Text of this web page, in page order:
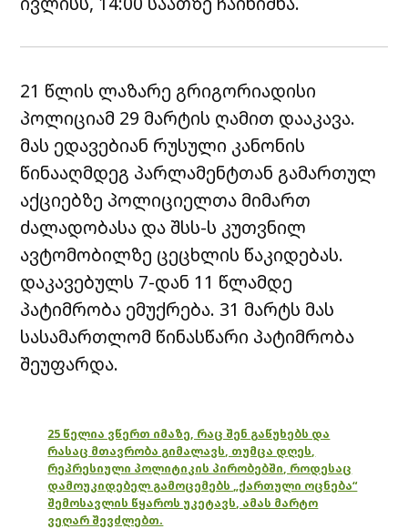
21 წლის ლაზარე გრიგორიადისი
პოლიციამ 29 მარტის ღამით დააკავა.
მას ედავებიან რუსული კანონის
წინააღმდეგ პარლამენტთან გამართულ
აქციებზე პოლიციელთა მიმართ
ძალადობასა და შსს-ს კუთვნილ
ავტომობილზე ცეცხლის წაკიდებას.
დაკავებულს 7-დან 11 წლამდე
პატიმრობა ემუქრება. 31 მარტს მას
სასამართლომ წინასწარი პატიმრობა
შეუფარდა.
25 წელია ვწერთ იმაზე, რაც შენ გაწუხებს და
რასაც მთავრობა გიმალავს, თუმცა დღეს,
რეპრესიული პოლიტიკის პირობებში, როდესაც
დამოუკიდებელ გამოცემებს „ქართული ოცნება“
შემოსავლის წყაროს უკეტავს, ამას მარტო
ვეღარ შევძლებთ.